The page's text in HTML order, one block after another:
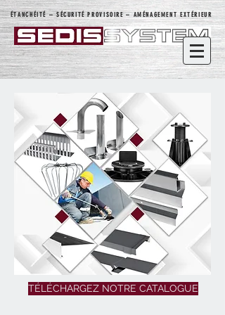
ÉTANCHÉITÉ – SÉCURITÉ PROVISOIRE – AMÉNAGEMENT EXTÉRIEUR
TÉLÉCHARGEZ NOTRE CATALOGUE